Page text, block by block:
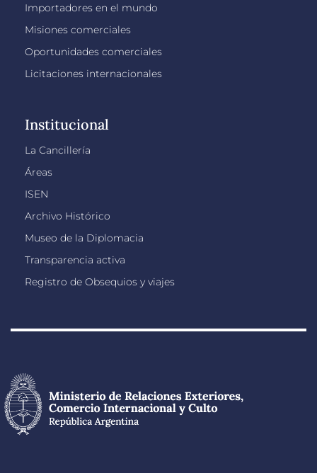
Importadores en el mundo
Misiones comerciales
Oportunidades comerciales
Licitaciones internacionales
Institucional
La Cancillería
Áreas
ISEN
Archivo Histórico
Museo de la Diplomacia
Transparencia activa
Registro de Obsequios y viajes